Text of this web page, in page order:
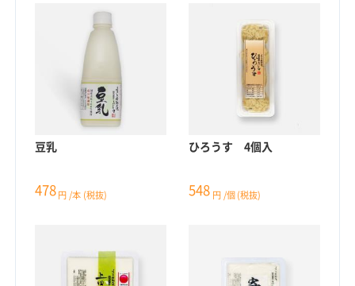
豆乳
478 円 /本 (税抜)
ひろうす 4個入
548 円 /個 (税抜)